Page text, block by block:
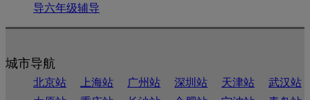
导六年级辅导
城市导航
北京站 上海站 广州站 深圳站 天津站
武汉站